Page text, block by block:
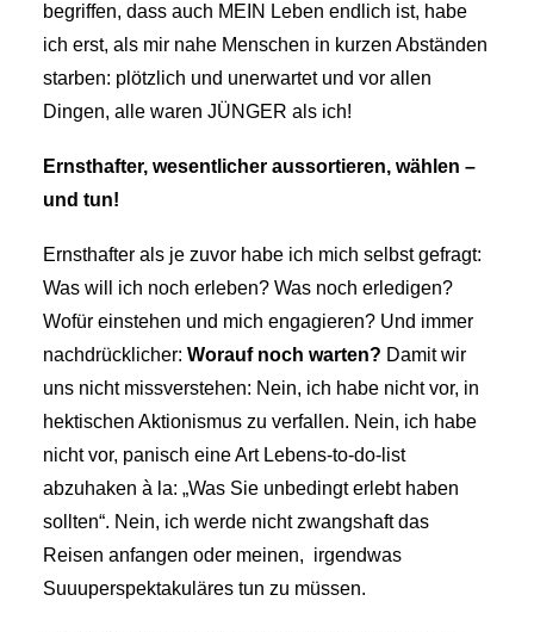
begriffen, dass auch MEIN Leben endlich ist, habe
ich erst, als mir nahe Menschen in kurzen Abständen
starben: plötzlich und unerwartet und vor allen
Dingen, alle waren JÜNGER als ich!
Ernsthafter, wesentlicher aussortieren, wählen –
und tun!
Ernsthafter als je zuvor habe ich mich selbst gefragt:
Was will ich noch erleben? Was noch erledigen?
Wofür einstehen und mich engagieren? Und immer
nachdrücklicher: Worauf noch warten? Damit wir
uns nicht missverstehen: Nein, ich habe nicht vor, in
hektischen Aktionismus zu verfallen. Nein, ich habe
nicht vor, panisch eine Art Lebens-to-do-list
abzuhaken à la: „Was Sie unbedingt erlebt haben
sollten“. Nein, ich werde nicht zwangshaft das
Reisen anfangen oder meinen, irgendwas
Suuuperspektakuläres tun zu müssen.